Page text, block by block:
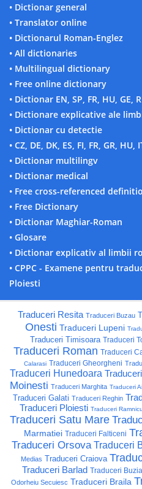
• Dictionar general
• Translator online
• Dictionarul Roman-Englez
• All dictionaries
• Multilingual dictionary
• Free online dictionary
• Dictionar EN, SP, FR, HU, GE,
• Dictionare explicative ale
• Dictionar cu detectie
• CZ, DE, DK, ES, FI, FR, GR,
• Dictionar multilingv
• Dictionar medical
• Free cross-referenced
• Free Dictionary
• Dictionar Maghiar-Roman
• Glosare
• Dictionar explicativ al limbii
• CPPC - Examene pentru
Ploiesti
Traduceri Resita Traduceri Buzau
Onesti Traduceri Lupeni
Traduceri Timisoara Traduceri
Traduceri Roman Traduceri
Calarasi Traduceri Gheorgheni
Traduceri Hunedoara
Moinesti Traduceri Marghita Traduceri
Traduceri Galati Traduceri Reghin
Traduceri Ploiesti Traduceri
Traduceri Satu Mare
Marmatiei Traduceri Falticeni
Traduceri Orsova Traduceri
Medias Traduceri Craiova
Traduceri Barlad Traduceri
Odorheiu Secuiesc Traduceri Braila